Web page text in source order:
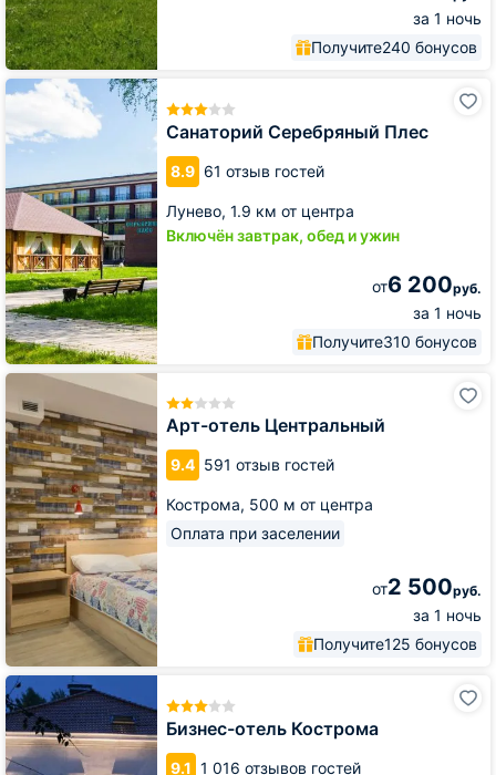
за 1 ночь
Получите240 бонусов
Санаторий Серебряный Плес
8.9 61 отзыв гостей
Лунево, 1.9 км от центра
Включён завтрак, обед и ужин
от6 200руб.
за 1 ночь
Получите310 бонусов
Санаторий
Серебряный
Плес
Арт-отель Центральный
9.4 591 отзыв гостей
Кострома, 500 м от центра
Оплата при заселении
от2 500руб.
за 1 ночь
Получите125 бонусов
Арт-
отель
Центральный
Бизнес-отель Кострома
9.1 1 016 отзывов гостей
Бизнес-
отель
Кострома